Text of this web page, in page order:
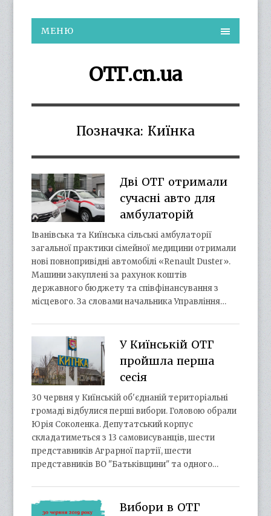
МЕНЮ
ОТГ.cn.ua
Позначка: Киїнка
Дві ОТГ отримали
сучасні авто для
амбулаторій
Іванівська та Киїнська сільські амбулаторії
загальної практики сімейної медицини отримали
нові повнопривідні автомобілі «Renault Duster».
Машини закуплені за рахунок коштів
державного бюджету та співфінансування з
місцевого. За словами начальника Управління…
У Киїнській ОТГ
пройшла перша
сесія
30 червня у Киїнській об'єднаній територіальні
громаді відбулися перші вибори. Головою обрали
Юрія Соколенка. Депутатський корпус
складатиметься з 13 самовисуванців, шести
представників Аграрної партії, шести
представників ВО "Батьківщини" та одного…
Вибори в ОТГ